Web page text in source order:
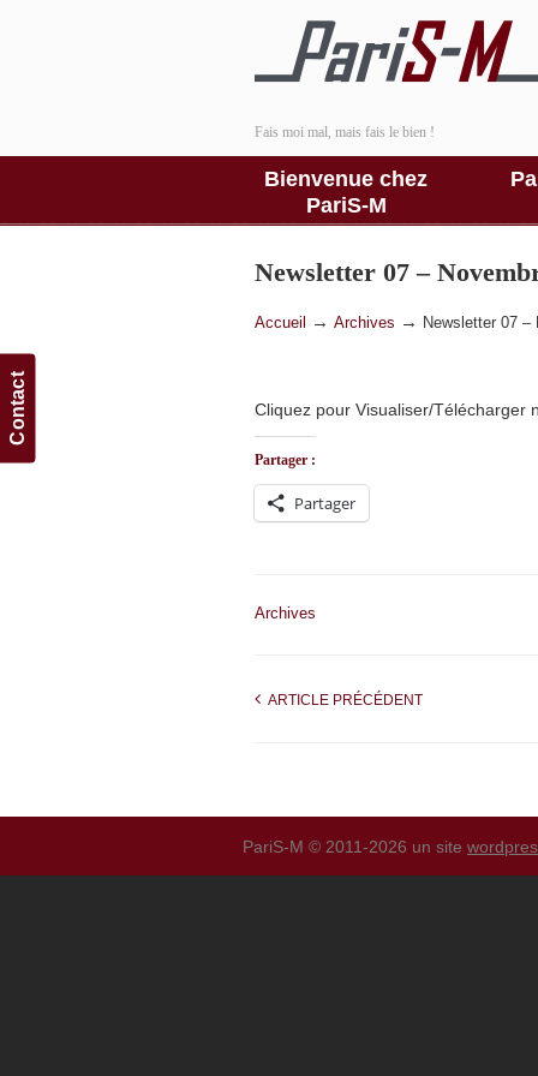
Contact
Fais moi mal, mais fais le bien !
Bienvenue chez
PariS-M
Newsletter 07 –
Accueil → Archives → Newsletter 07 –
Cliquez pour Visualiser/Télécharger
Partager :
Partager
Archives
ARTICLE PRÉCÉDENT
PariS-M © 2011-2026 un site